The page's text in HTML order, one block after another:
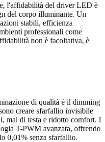
l'affidabilità del driver LED è
del corpo illuminante. Un
stabili, efficienza
professionali come
non è facoltativa, è
di qualità è il dimming
creare sfarfallio invisibile
mal di testa e ridotto comfort. I
T-PWM avanzata, offrendo
0,01% senza sfarfallio.